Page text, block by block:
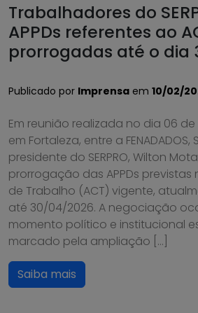
Trabalhadores do
APPDs referentes ao
prorrogadas até o dia
Publicado por Imprensa em 10/02/
Em reunião realizada no dia 06
em Fortaleza, entre a FENADADOS,
presidente do SERPRO, Wilton
prorrogação das APPDs
de Trabalho (ACT) vigente,
até 30/04/2026. A negociação
momento político e institucional
marcado pela ampliação […]
Saiba mais